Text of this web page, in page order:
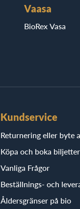
Vaasa
BioRex Vasa
Kundservice
Returnering eller byte
Köpa och boka biljetter
Vanliga Frågor
Beställnings- och
Åldersgränser på bio